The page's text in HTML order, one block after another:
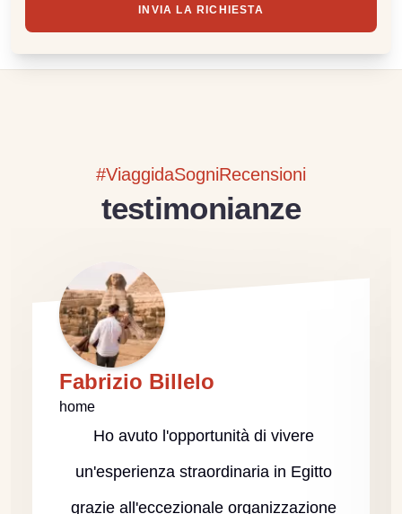
INVIA LA RICHIESTA
#ViaggidaSogniRecensioni
testimonianze
Fabrizio Billelo
home
Ho avuto l'opportunità di vivere
un'esperienza straordinaria in Egitto
grazie all'eccezionale organizzazione